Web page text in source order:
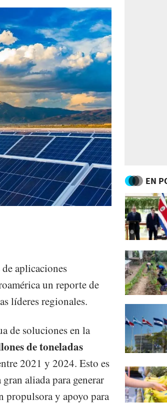
aplicaciones
un reporte de
líderes regionales.
de soluciones en la
de toneladas
2021 y 2024. Esto es
aliada para generar
propulsora y apoyo para
EN